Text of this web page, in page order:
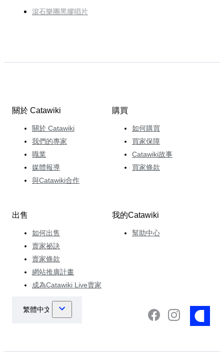
滾石樂團黑膠唱片
關於 Catawiki
關於 Catawiki
我們的專家
職業
媒體報導
與Catawiki合作
購買
如何購買
買家保障
Catawiki故事
買家條款
出售
如何出售
賣家祕訣
賣家條款
網站推廣計畫
成為Catawiki Live賣家
我的Catawiki
幫助中心